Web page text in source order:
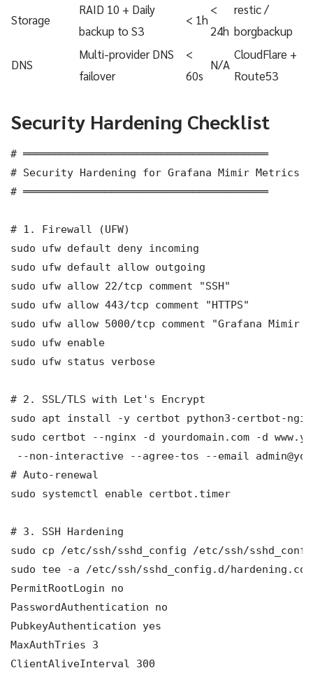
Storage
RAID 10 + Daily
backup to S3
< 1h
<
24h
restic /
borgbackup
DNS
Multi-provider DNS
failover
<
60s
N/A
CloudFlare +
Route53
Security Hardening Checklist
# ═══════════════════════════════════════
# Security Hardening for Grafana Mimir Metrics
# ═══════════════════════════════════════
# 1. Firewall (UFW)
sudo ufw default deny incoming
sudo ufw default allow outgoing
sudo ufw allow 22/tcp comment "SSH"
sudo ufw allow 443/tcp comment "HTTPS"
sudo ufw allow 5000/tcp comment "Grafana
sudo ufw enable
sudo ufw status verbose
# 2. SSL/TLS with Let's Encrypt
sudo apt install -y certbot python3-certbot-
sudo certbot --nginx -d yourdomain.com -d
--non-interactive --agree-tos --email
# Auto-renewal
sudo systemctl enable certbot.timer
# 3. SSH Hardening
sudo cp /etc/ssh/sshd_config /etc/ssh/
sudo tee -a /etc/ssh/sshd_config.d/
PermitRootLogin no
PasswordAuthentication no
PubkeyAuthentication yes
MaxAuthTries 3
ClientAliveInterval 300